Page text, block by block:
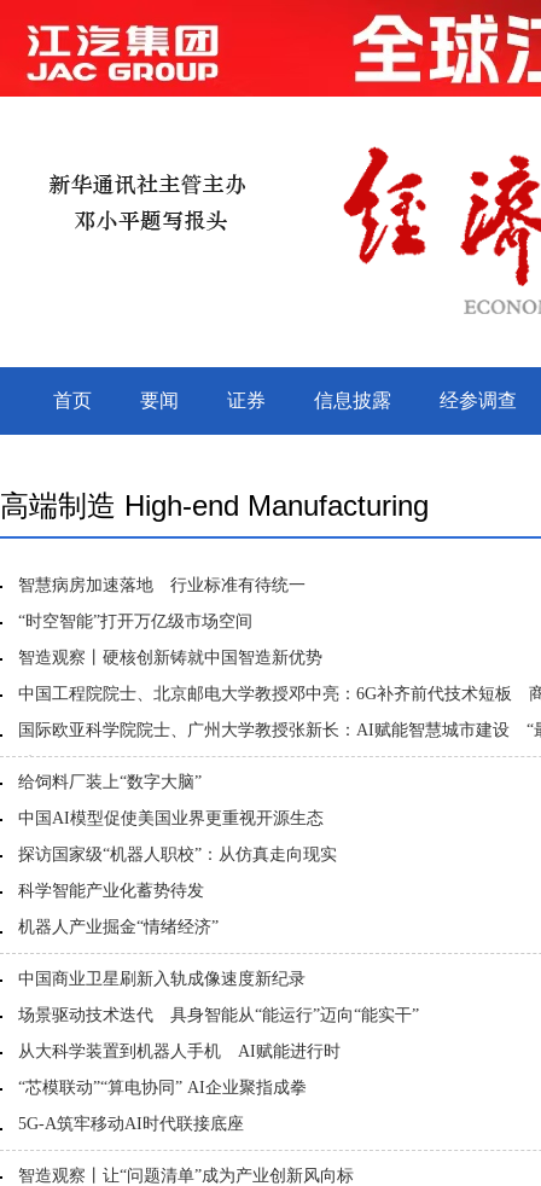
高端制造 High-end Manufacturing
智慧病房加速落地 行业标准有待统一
“时空智能”打开万亿级市场空间
智造观察丨硬核创新铸就中国智造新优势
中国工程院院士、北京邮电大学教授邓中亮：6G补齐前代技术短板
国际欧亚科学院院士、广州大学教授张新长：AI赋能智慧城市建设 “
给饲料厂装上“数字大脑”
中国AI模型促使美国业界更重视开源生态
探访国家级“机器人职校”：从仿真走向现实
科学智能产业化蓄势待发
机器人产业掘金“情绪经济”
中国商业卫星刷新入轨成像速度新纪录
场景驱动技术迭代 具身智能从“能运行”迈向“能实干”
从大科学装置到机器人手机 AI赋能进行时
“芯模联动”“算电协同” AI企业聚指成拳
5G-A筑牢移动AI时代联接底座
智造观察丨让“问题清单”成为产业创新风向标